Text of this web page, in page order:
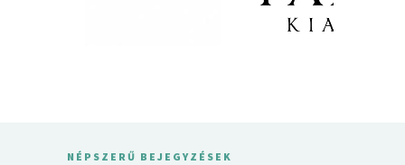
NÉPSZERŰ BEJEGYZÉSEK